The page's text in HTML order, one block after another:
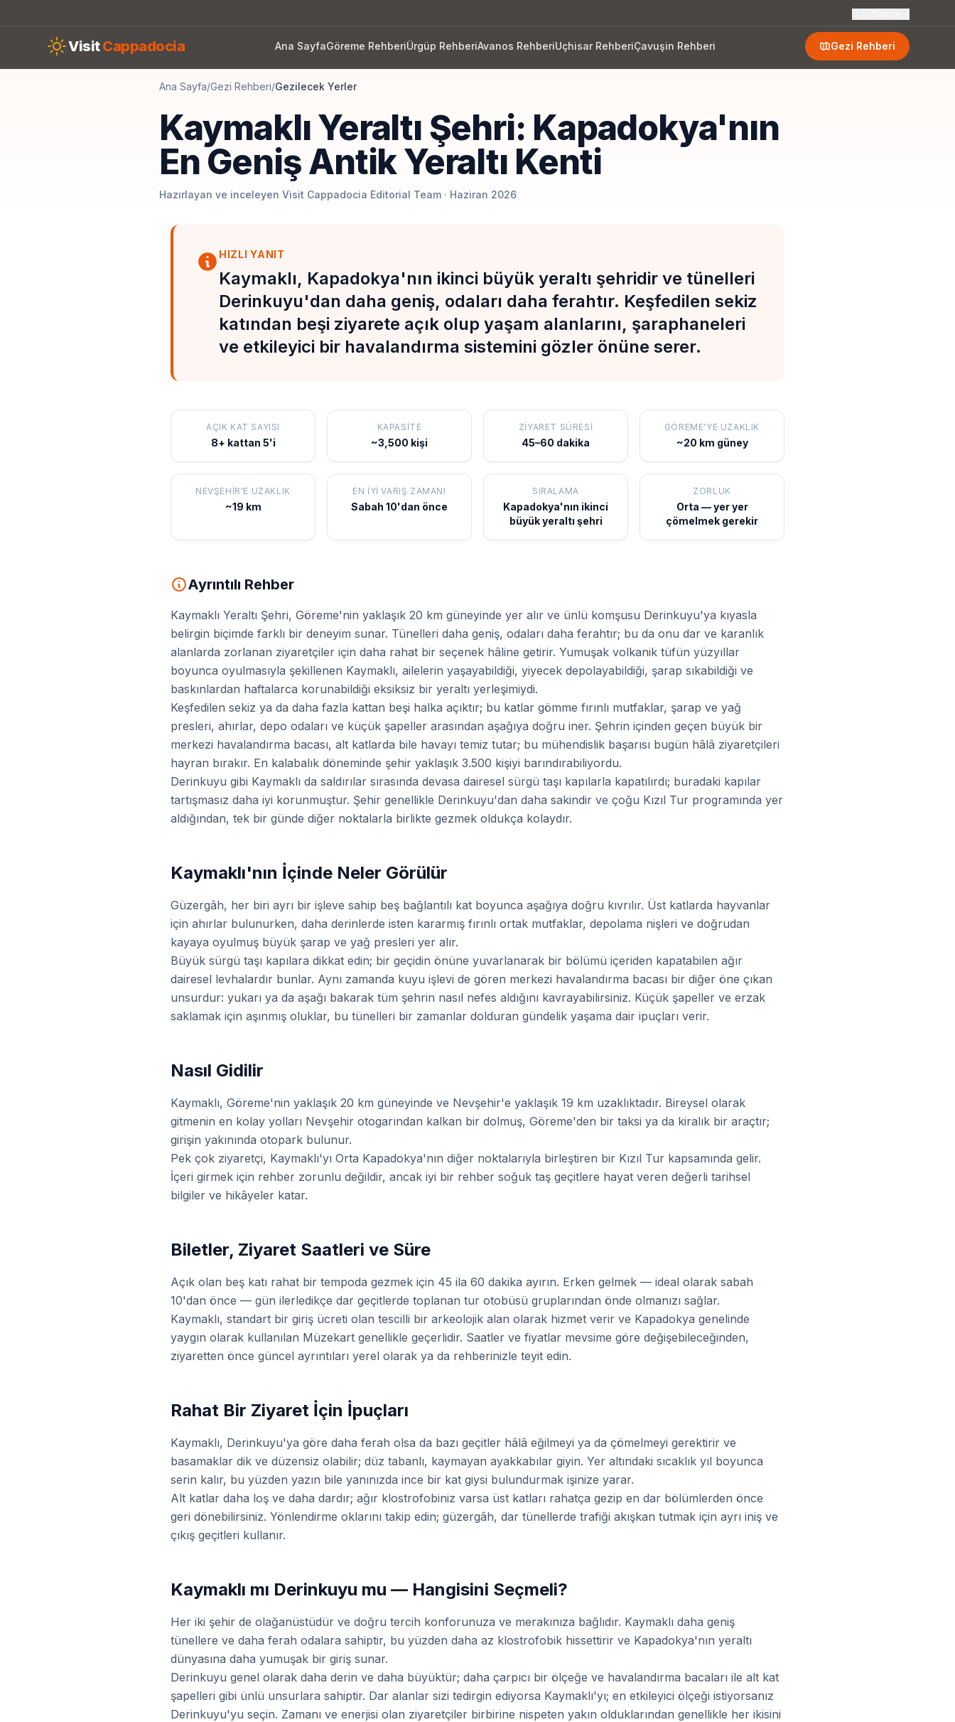
VisitCappadocia Ana SayfaGöreme RehberiÜrgüp RehberiAvanos RehberiUçhisar RehberiÇavuşin Rehberi Gezi Rehberi
Ana Sayfa/Gezi Rehberi/Gezilecek Yerler
Kaymaklı Yeraltı Şehri: Kapadokya'nın
En Geniş Antik Yeraltı Kenti
Hazırlayan ve inceleyen Visit Cappadocia Editorial Team · Haziran 2026
HIZLI YANIT
Kaymaklı, Kapadokya'nın ikinci büyük yeraltı şehridir ve tünelleri
Derinkuyu'dan daha geniş, odaları daha ferahtır. Keşfedilen sekiz
katından beşi ziyarete açık olup yaşam alanlarını, şaraphaneleri
ve etkileyici bir havalandırma sistemini gözler önüne serer.
AÇIK KAT SAYISI
8+ kattan 5'i
KAPASITE
~3,500 kişi
ZIYARET SÜRESI
45–60 dakika
GÖREME'YE UZAKLIK
~20 km güney
NEVŞEHIR'E UZAKLIK
~19 km
EN İYI VARIŞ ZAMANI
Sabah 10'dan önce
SIRALAMA
Kapadokya'nın ikinci
büyük yeraltı şehri
ZORLUK
Orta — yer yer
çömelmek gerekir
Ayrıntılı Rehber
Kaymaklı Yeraltı Şehri, Göreme'nin yaklaşık 20 km güneyinde yer alır ve ünlü komşusu Derinkuyu'ya kıyasla
belirgin biçimde farklı bir deneyim sunar. Tünelleri daha geniş, odaları daha ferahtır; bu da onu dar ve karanlık
alanlarda zorlanan ziyaretçiler için daha rahat bir seçenek hâline getirir. Yumuşak volkanik tüfün yüzyıllar
boyunca oyulmasıyla şekillenen Kaymaklı, ailelerin yaşayabildiği, yiyecek depolayabildiği, şarap sıkabildiği ve
baskınlardan haftalarca korunabildiği eksiksiz bir yeraltı yerleşimiydi.
Keşfedilen sekiz ya da daha fazla kattan beşi halka açıktır; bu katlar gömme fırınlı mutfaklar, şarap ve yağ
presleri, ahırlar, depo odaları ve küçük şapeller arasından aşağıya doğru iner. Şehrin içinden geçen büyük bir
merkezi havalandırma bacası, alt katlarda bile havayı temiz tutar; bu mühendislik başarısı bugün hâlâ ziyaretçileri
hayran bırakır. En kalabalık döneminde şehir yaklaşık 3.500 kişiyi barındırabiliyordu.
Derinkuyu gibi Kaymaklı da saldırılar sırasında devasa dairesel sürgü taşı kapılarla kapatılırdı; buradaki kapılar
tartışmasız daha iyi korunmuştur. Şehir genellikle Derinkuyu'dan daha sakindir ve çoğu Kızıl Tur programında yer
aldığından, tek bir günde diğer noktalarla birlikte gezmek oldukça kolaydır.
Kaymaklı'nın İçinde Neler Görülür
Güzergâh, her biri ayrı bir işleve sahip beş bağlantılı kat boyunca aşağıya doğru kıvrılır. Üst katlarda hayvanlar
için ahırlar bulunurken, daha derinlerde isten kararmış fırınlı ortak mutfaklar, depolama nişleri ve doğrudan
kayaya oyulmuş büyük şarap ve yağ presleri yer alır.
Büyük sürgü taşı kapılara dikkat edin; bir geçidin önüne yuvarlanarak bir bölümü içeriden kapatabilen ağır
dairesel levhalardır bunlar. Aynı zamanda kuyu işlevi de gören merkezi havalandırma bacası bir diğer öne çıkan
unsurdur: yukarı ya da aşağı bakarak tüm şehrin nasıl nefes aldığını kavrayabilirsiniz. Küçük şapeller ve erzak
saklamak için aşınmış oluklar, bu tünelleri bir zamanlar dolduran gündelik yaşama dair ipuçları verir.
Nasıl Gidilir
Kaymaklı, Göreme'nin yaklaşık 20 km güneyinde ve Nevşehir'e yaklaşık 19 km uzaklıktadır. Bireysel olarak
gitmenin en kolay yolları Nevşehir otogarından kalkan bir dolmuş, Göreme'den bir taksi ya da kiralık bir araçtır;
girişin yakınında otopark bulunur.
Pek çok ziyaretçi, Kaymaklı'yı Orta Kapadokya'nın diğer noktalarıyla birleştiren bir Kızıl Tur kapsamında gelir.
İçeri girmek için rehber zorunlu değildir, ancak iyi bir rehber soğuk taş geçitlere hayat veren değerli tarihsel
bilgiler ve hikâyeler katar.
Biletler, Ziyaret Saatleri ve Süre
Açık olan beş katı rahat bir tempoda gezmek için 45 ila 60 dakika ayırın. Erken gelmek — ideal olarak sabah
10'dan önce — gün ilerledikçe dar geçitlerde toplanan tur otobüsü gruplarından önde olmanızı sağlar.
Kaymaklı, standart bir giriş ücreti olan tescilli bir arkeolojik alan olarak hizmet verir ve Kapadokya genelinde
yaygın olarak kullanılan Müzekart genellikle geçerlidir. Saatler ve fiyatlar mevsime göre değişebileceğinden,
ziyaretten önce güncel ayrıntıları yerel olarak ya da rehberinizle teyit edin.
Rahat Bir Ziyaret İçin İpuçları
Kaymaklı, Derinkuyu'ya göre daha ferah olsa da bazı geçitler hâlâ eğilmeyi ya da çömelmeyi gerektirir ve
basamaklar dik ve düzensiz olabilir; düz tabanlı, kaymayan ayakkabılar giyin. Yer altındaki sıcaklık yıl boyunca
serin kalır, bu yüzden yazın bile yanınızda ince bir kat giysi bulundurmak işinize yarar.
Alt katlar daha loş ve daha dardır; ağır klostrofobiniz varsa üst katları rahatça gezip en dar bölümlerden önce
geri dönebilirsiniz. Yönlendirme oklarını takip edin; güzergâh, dar tünellerde trafiği akışkan tutmak için ayrı iniş ve
çıkış geçitleri kullanır.
Kaymaklı mı Derinkuyu mu — Hangisini Seçmeli?
Her iki şehir de olağanüstüdür ve doğru tercih konforunuza ve merakınıza bağlıdır. Kaymaklı daha geniş
tünellere ve daha ferah odalara sahiptir, bu yüzden daha az klostrofobik hissettirir ve Kapadokya'nın yeraltı
dünyasına daha yumuşak bir giriş sunar.
Derinkuyu genel olarak daha derin ve daha büyüktür; daha çarpıcı bir ölçeğe ve havalandırma bacaları ile alt kat
şapelleri gibi ünlü unsurlara sahiptir. Dar alanlar sizi tedirgin ediyorsa Kaymaklı'yı; en etkileyici ölçeği istiyorsanız
Derinkuyu'yu seçin. Zamanı ve enerjisi olan ziyaretçiler birbirine nispeten yakın olduklarından genellikle her ikisini